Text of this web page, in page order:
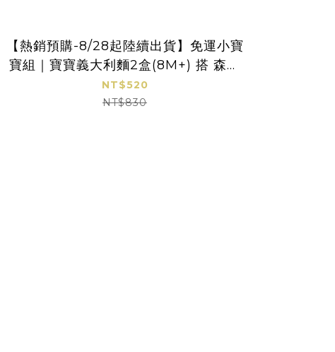
【熱銷預購-8/28起陸續出貨】免運小寶
寶組｜寶寶義大利麵2盒(8M+) 搭 森林
寶寶麵1盒(7M+) ｜無鹽｜蔬果麵
NT$520
NT$830